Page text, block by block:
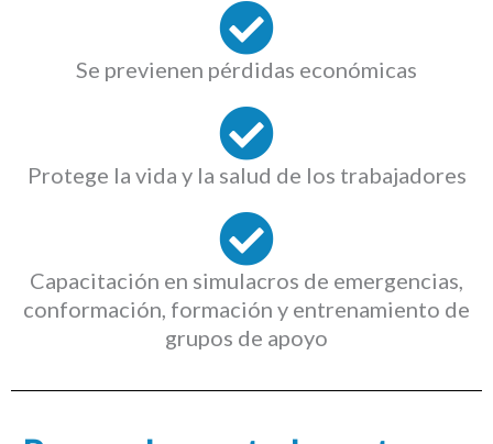
Se previenen pérdidas económicas
Protege la vida y la salud de los trabajadores
Capacitación en simulacros de emergencias,
conformación, formación y entrenamiento de
grupos de apoyo